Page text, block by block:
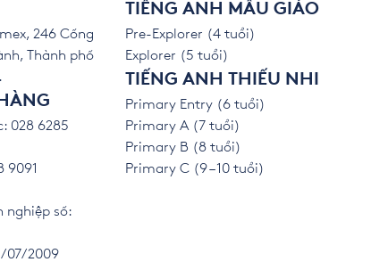
246 Cống
Thành phố
028 6285
9091
nghiệp số:
07/2009
TIẾNG ANH MẪU GIÁO
Pre-Explorer (4 tuổi)
Explorer (5 tuổi)
TIẾNG ANH THIẾU NHI
Primary Entry (6 tuổi)
Primary A (7 tuổi)
Primary B (8 tuổi)
Primary C (9 – 10 tuổi)